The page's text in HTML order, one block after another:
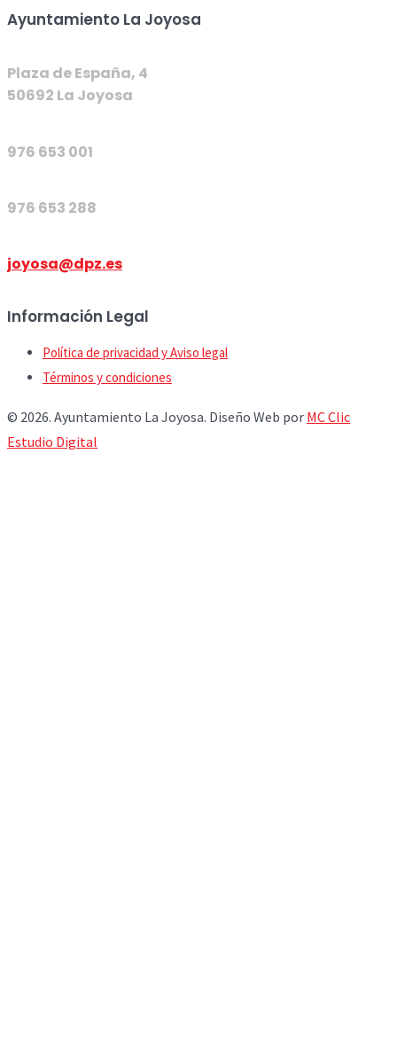
Ayuntamiento La Joyosa
Plaza de España, 4
50692 La Joyosa
976 653 001
976 653 288
joyosa@dpz.es
Información Legal
Política de privacidad y Aviso legal
Términos y condiciones
© 2026. Ayuntamiento La Joyosa. Diseño Web por MC Clic
Estudio Digital